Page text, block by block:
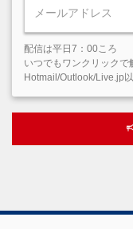
配信は平日7：00ころ
いつでもワンクリックで
Hotmail/Outlook/Live.jp